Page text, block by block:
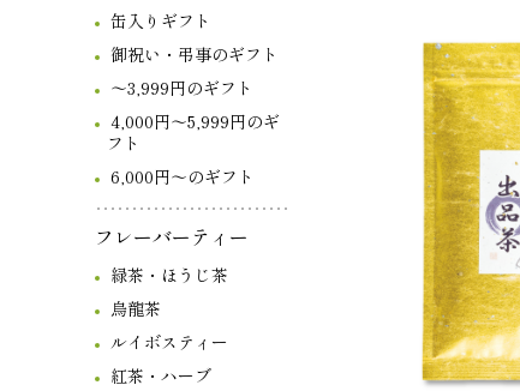
缶入りギフト
御祝い・弔事のギフト
～3,999円のギフト
4,000円～5,999円のギ
フト
6,000円～のギフト
フレーバーティー
緑茶・ほうじ茶
烏龍茶
ルイボスティー
紅茶・ハーブ